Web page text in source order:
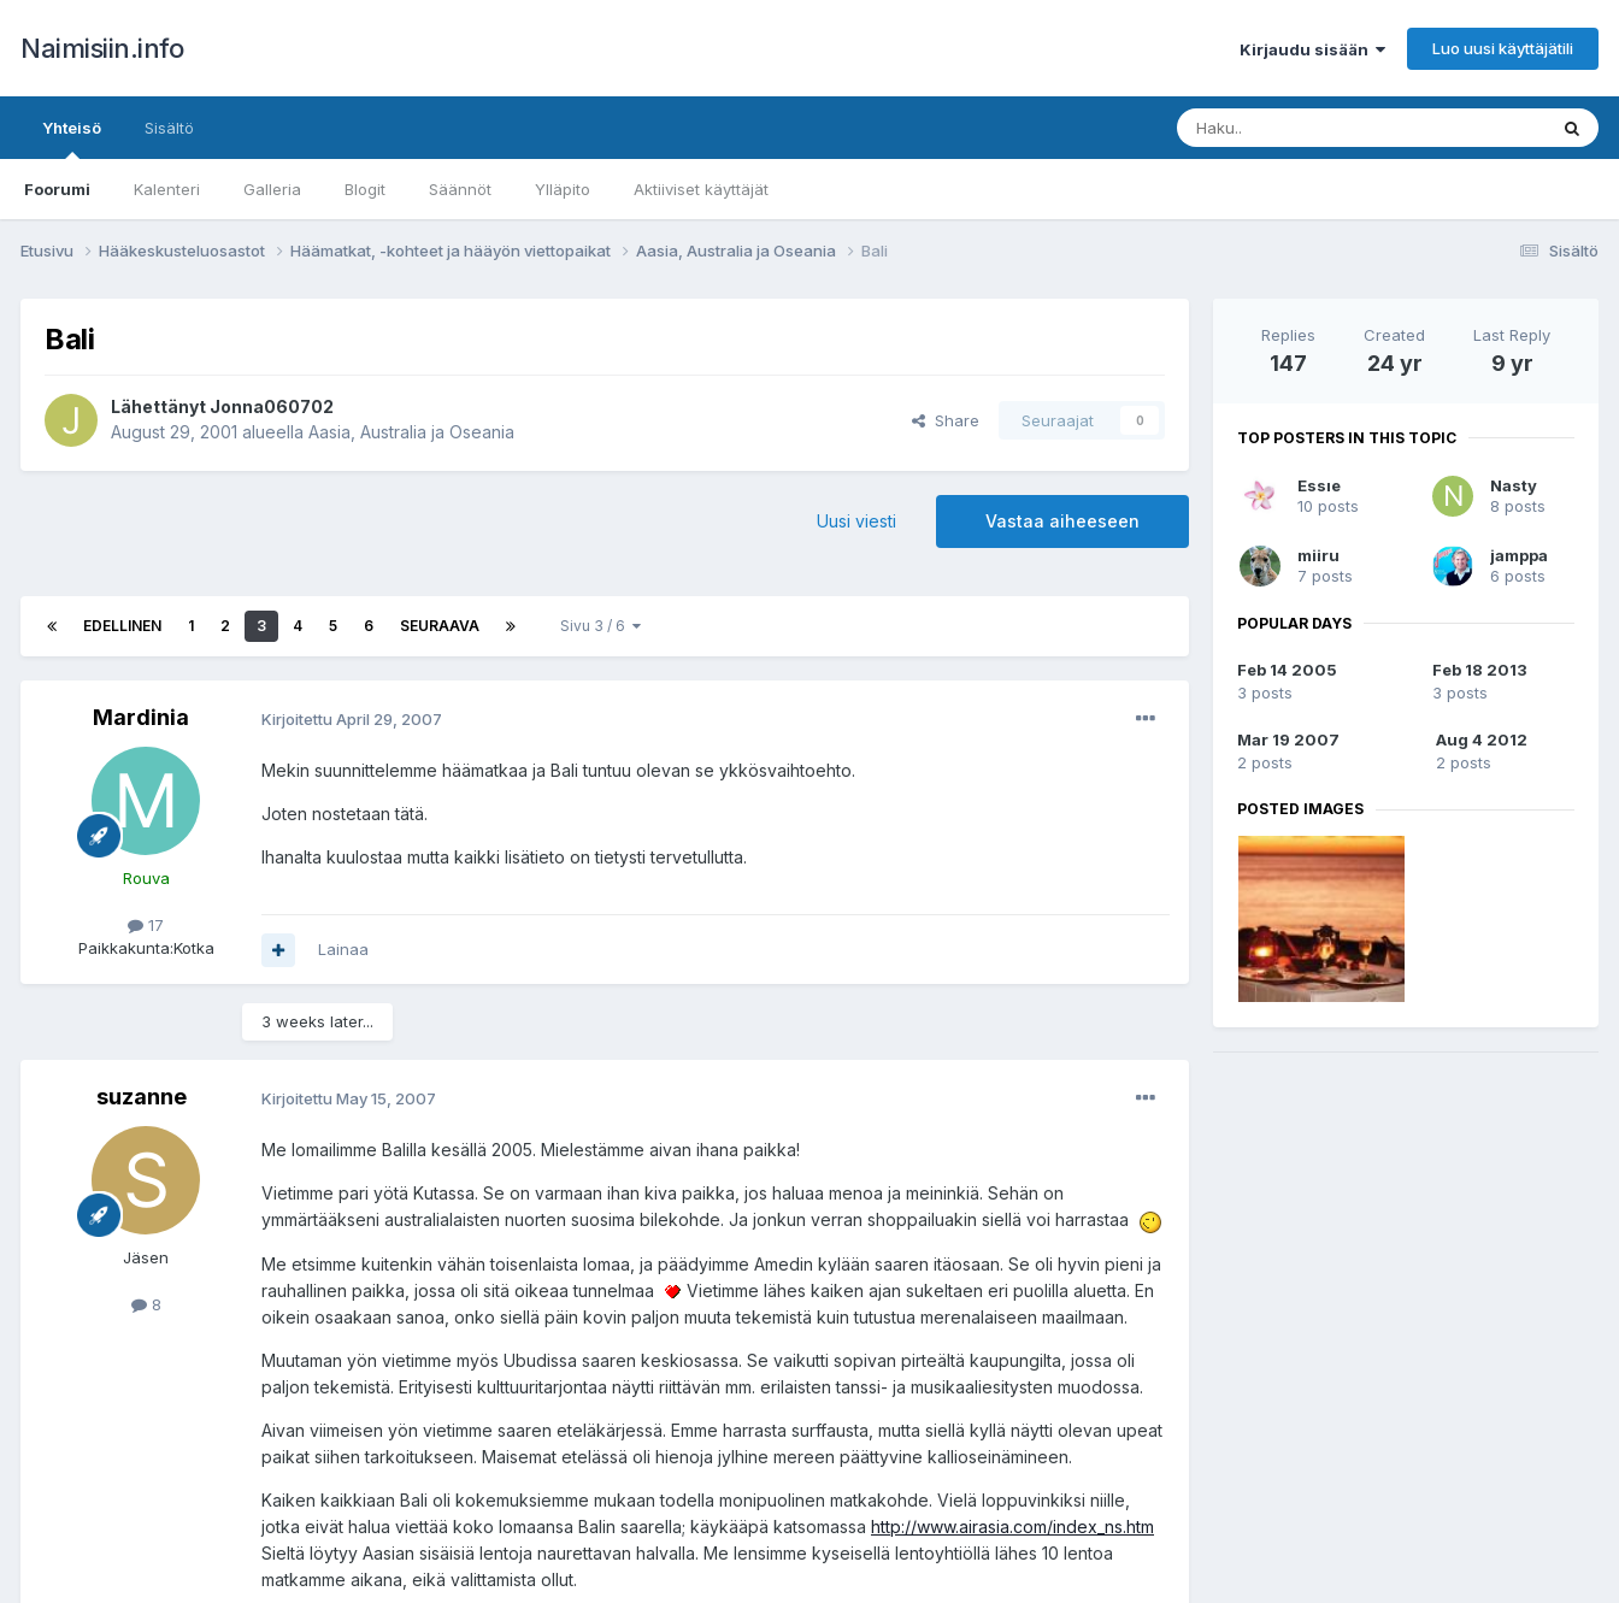
Naimisiin.info Kirjaudu sisään Luo uusi käyttäjätili
Yhteisö
Foorumi Kalenteri Galleria Blogit Säännöt Ylläpito Aktiiviset käyttäjät
Sisältö
Sisältö
Etusivu Hääkeskusteluosastot Häämatkat, -kohteet ja hääyön viettopaikat Aasia, Australia ja Oseania Bali
Bali
Lähettänyt Jonna060702
August 29, 2001 alueella Aasia, Australia ja Oseania
Share Seuraajat 0
Vastaa aiheeseen
Uusi viesti
EDELLINEN 1 2 3 4 5 6 SEURAAVA Sivu 3 / 6
Mardinia
Rouva
17
Paikkakunta:Kotka
Kirjoitettu April 29, 2007
Mekin suunnittelemme häämatkaa ja Bali tuntuu olevan se ykkösvaihtoehto.
Joten nostetaan tätä.
Ihanalta kuulostaa mutta kaikki lisätieto on tietysti tervetullutta.
Lainaa
3 weeks later...
suzanne
Jäsen
8
Kirjoitettu May 15, 2007
Me lomailimme Balilla kesällä 2005. Mielestämme aivan ihana paikka!
Vietimme pari yötä Kutassa. Se on varmaan ihan kiva paikka, jos haluaa menoa ja meininkiä. Sehän on
ymmärtääkseni australialaisten nuorten suosima bilekohde. Ja jonkun verran shoppailuakin siellä voi harrastaa
Me etsimme kuitenkin vähän toisenlaista lomaa, ja päädyimme Amedin kylään saaren itäosaan. Se oli hyvin pieni ja
rauhallinen paikka, jossa oli sitä oikeaa tunnelmaa
Vietimme lähes kaiken ajan sukeltaen eri puolilla aluetta. En
oikein osaakaan sanoa, onko siellä päin kovin paljon muuta tekemistä kuin tutustua merenalaiseen maailmaan.
Muutaman yön vietimme myös Ubudissa saaren keskiosassa. Se vaikutti sopivan pirteältä kaupungilta, jossa oli
paljon tekemistä. Erityisesti kulttuuritarjontaa näytti riittävän mm. erilaisten tanssi- ja musikaaliesitysten muodossa.
Aivan viimeisen yön vietimme saaren eteläkärjessä. Emme harrasta surffausta, mutta siellä kyllä näytti olevan upeat
paikat siihen tarkoitukseen. Maisemat etelässä oli hienoja jylhine mereen päättyvine kallioseinämineen.
Kaiken kaikkiaan Bali oli kokemuksiemme mukaan todella monipuolinen matkakohde. Vielä loppuvinkiksi niille,
jotka eivät halua viettää koko lomaansa Balin saarella; käykääpä katsomassa http://www.airasia.com/index_ns.htm
Sieltä löytyy Aasian sisäisiä lentoja naurettavan halvalla. Me lensimme kyseisellä lentoyhtiöllä lähes 10 lentoa
matkamme aikana, eikä valittamista ollut.
Replies
147
Created
24 yr
Last Reply
9 yr
TOP POSTERS IN THIS TOPIC
Essıe
10 posts
Nasty
8 posts
miiru
7 posts
jamppa
6 posts
POPULAR DAYS
Feb 14 2005
3 posts
Feb 18 2013
3 posts
Mar 19 2007
2 posts
Aug 4 2012
2 posts
POSTED IMAGES